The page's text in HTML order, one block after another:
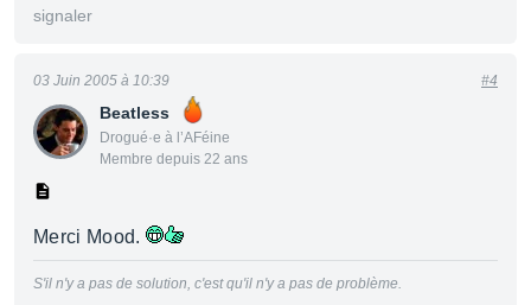
signaler
Beatless
Drogué·e à l’AFéine
Membre depuis 22 ans
03 Juin 2005 à 10:39 #4
Merci Mood.
S'il n'y a pas de solution, c'est qu'il n'y a pas de problème.